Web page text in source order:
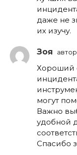
даже не
их изучу.
Зоя автор
Хороший
могут
Важно
удобной
Спасибо